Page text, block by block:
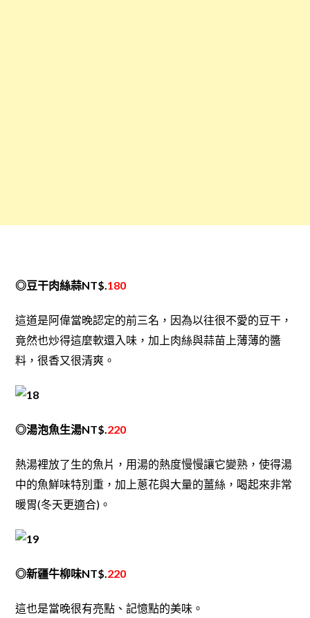
◎豆干肉絲蒜NT$.180
這道是阿偉當晚認定的前三名，因為以往很不愛的豆干，
竟然也炒得這麼軟還入味，加上肉絲與蒜苗上薄薄的醬
料，很香又很清爽。
◎湯泡魚生湯NT$.220
熱湯裡放了生的魚片，用湯的熱度慢慢讓它變熟，使得湯
中的魚鮮味特別重，加上蔥花與大量的薑絲，喝起來非常
暖胃(冬天更適合)。
◎新疆牛柳味NT$.220
這也是當晚很有亮點、記憶點的美味。